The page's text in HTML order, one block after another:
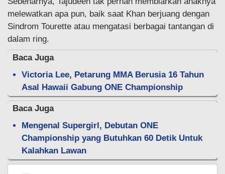
melewatkan apa pun, baik saat Khan berjuang dengan
Sindrom Tourette atau mengatasi berbagai tantangan di
dalam ring.
Baca Juga
Victoria Lee, Petarung MMA Berusia 16 Tahun
Asal Hawaii Gabung ONE Championship
Baca Juga
Mengenal Supergirl, Debutan ONE
Championship yang Butuhkan 60 Detik Untuk
Kalahkan Lawan